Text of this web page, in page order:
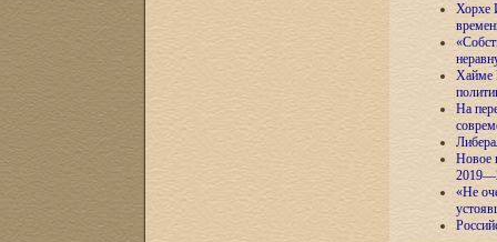
Хорхе
Хайме
На
Новое
«Не